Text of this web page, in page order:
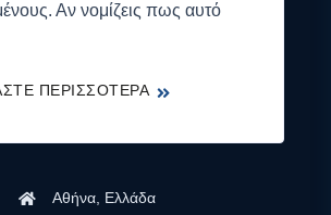
Αν νομίζεις πως αυτό
Αθήνα, Ελλάδα